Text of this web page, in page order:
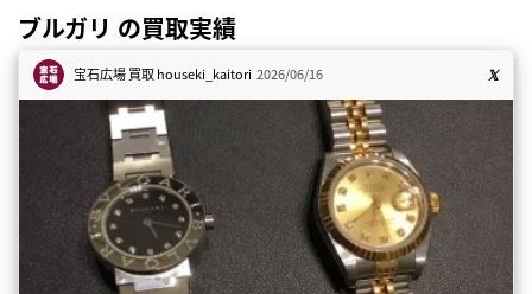
ブルガリ の買取実績
宝石広場 買取houseki_kaitori 2026/06/16